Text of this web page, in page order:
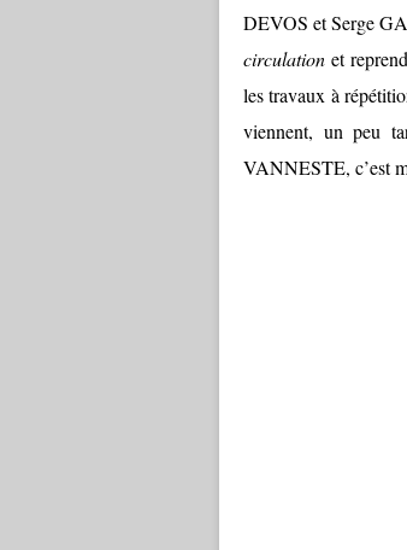
DEVOS et Serge
circulation et
les travaux à
viennent, un peu
VANNESTE, c’est